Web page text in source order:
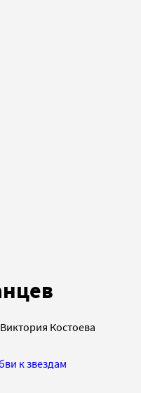
Виктория Костоева
к звездам